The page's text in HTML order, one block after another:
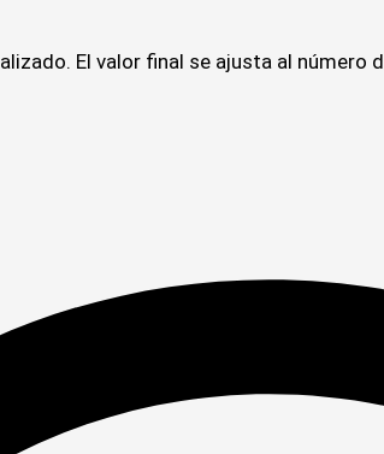
El valor final se ajusta al